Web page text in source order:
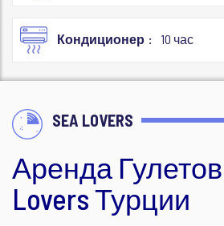
Кондиционер 10 час
SEA LOVERS
Аренда Гулетов
Lovers Турции